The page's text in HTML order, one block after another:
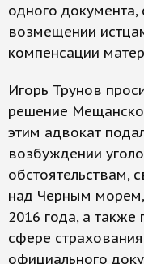
одного
возмещении
компенсации
Игорь Трунов
решение
этим адвокат
возбуждении
обстоятельствам,
над Черным
2016 года, а
сфере
официального